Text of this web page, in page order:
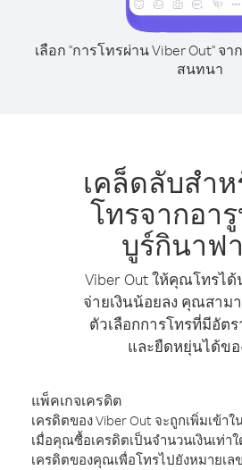
เลือก "การโทรผ่าน Viber Out" จ
สนทนา
เคล็ดลับสำ
โทรจากอา
บูร์กินาฟ
Viber Out ให้คุณโทรไ
จ่ายเงินน้อยลง คุณสาม
ตัวเลือกการโทรที่มีอัต
และยืดหยุ่นได้ขอ
แพ็คเกจเครดิต
เครดิตของ Viber Out จะถูกเพิ่มเข้า
เมื่อคุณซื้อเครดิตเป็นจำนวนเงินเท่า
เครดิตของคุณเพื่อโทรไปยังหมายเล